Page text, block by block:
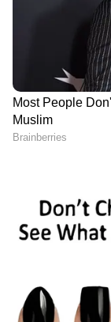
ഉടനടി
മണിക്കൂറുകൾ